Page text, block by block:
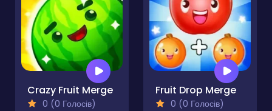
Crazy Fruit Merge
0 (0 Голосів)
Fruit Drop Merge
0 (0 Голосів)